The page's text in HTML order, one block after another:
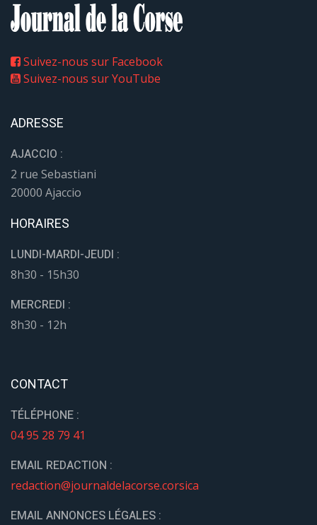
Suivez-nous sur Facebook
Suivez-nous sur YouTube
ADRESSE
AJACCIO :
2 rue Sebastiani
20000 Ajaccio
HORAIRES
LUNDI-MARDI-JEUDI :
8h30 - 15h30
MERCREDI :
8h30 - 12h
CONTACT
TÉLÉPHONE :
04 95 28 79 41
EMAIL REDACTION :
redaction@journaldelacorse.corsica
EMAIL ANNONCES LÉGALES :